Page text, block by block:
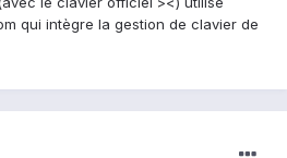
qui intègre la gestion de clavier de